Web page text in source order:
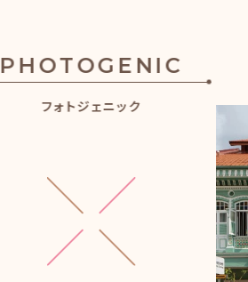
PHOTOGENIC
フォトジェニック